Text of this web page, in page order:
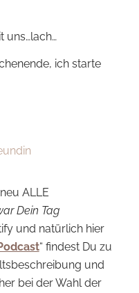
uns…lach…
ich starte
ALLE
Dein Tag
und natürlich hier
“ findest Du zu
und
bei der Wahl der